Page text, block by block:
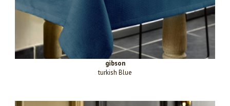
gibson
turkish Blue